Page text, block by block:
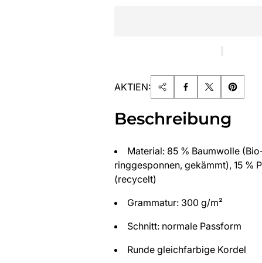
AKTIEN:
Beschreibung
Material: 85 % Baumwolle
ringgesponnen, gekämmt), 15 %
(recycelt)
Grammatur: 300 g/m²
Schnitt: normale Passform
Runde gleichfarbige Kordel